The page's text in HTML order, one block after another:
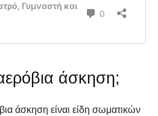
άσκηση;
άσκηση είναι είδη σωματικών